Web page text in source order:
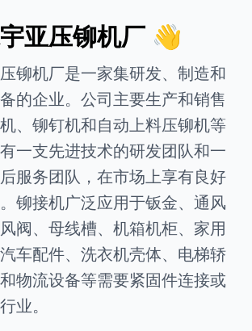
亚压铆机厂 👋
铆机厂是一家集研发、制造和
的企业。公司主要生产和销售
、铆钉机和自动上料压铆机等
一支先进技术的研发团队和一
服务团队，在市场上享有良好
铆接机广泛应用于钣金、通风
阀、母线槽、机箱机柜、家用
车配件、洗衣机壳体、电梯轿
物流设备等需要紧固件连接或
业。